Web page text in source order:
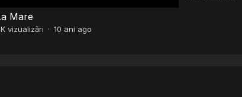
Mare
vizualizări · 10 ani ago